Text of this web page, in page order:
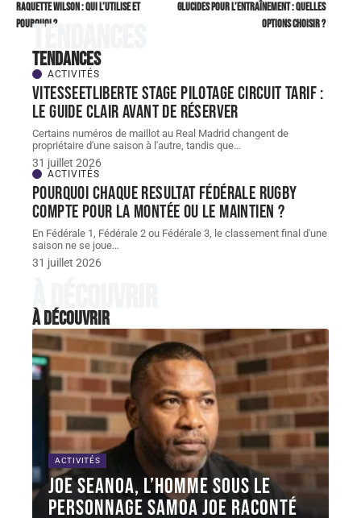
Raquette Wilson : qui l’utilise et
pourquoi ?
Glucides pour l’entraînement : quelles
options choisir ?
Tendances
Tendances
ACTIVITÉS
Vitesseetliberte stage pilotage circuit tarif :
le guide clair avant de réserver
Certains numéros de maillot au Real Madrid changent de
propriétaire d'une saison à l'autre, tandis que…
31 juillet 2026
ACTIVITÉS
Pourquoi chaque resultat Fédérale Rugby
compte pour la montée ou le maintien ?
En Fédérale 1, Fédérale 2 ou Fédérale 3, le classement final d'une
saison ne se joue…
31 juillet 2026
À découvrir
À découvrir
ACTIVITÉS
Joe Seanoa, l’homme sous le
personnage Samoa Joe raconté